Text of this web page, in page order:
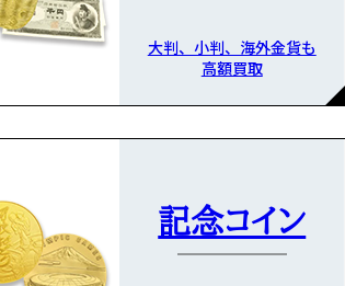
大判、小判、海外金貨も
高額買取
記念コイン